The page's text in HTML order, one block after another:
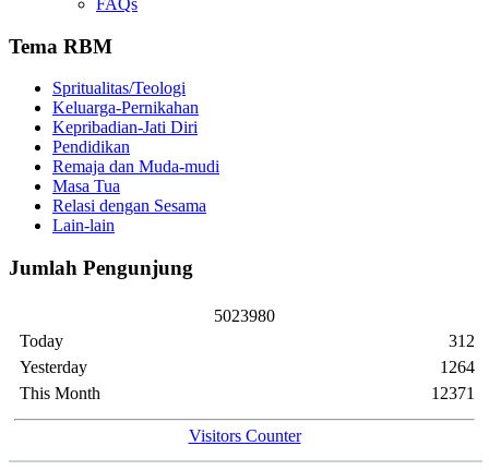
FAQs
Tema RBM
Spritualitas/Teologi
Keluarga-Pernikahan
Kepribadian-Jati Diri
Pendidikan
Remaja dan Muda-mudi
Masa Tua
Relasi dengan Sesama
Lain-lain
Jumlah Pengunjung
5023980
Today
Yesterday
This Month
312
1264
12371
Visitors Counter